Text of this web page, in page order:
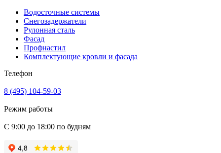
Водосточные системы
Снегозадержатели
Рулонная сталь
Фасад
Профнастил
Комплектующие кровли и фасада
Телефон
8 (495) 104-59-03
Режим работы
С 9:00 до 18:00 по будням